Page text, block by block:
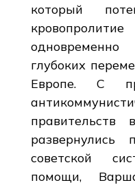
который
глубоких
Европе. С
развернулись
советской
помощи,